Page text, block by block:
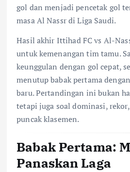
gol dan menjadi pencetak gol
masa Al Nassr di Liga Saudi.
Hasil akhir Ittihad FC vs Al-
untuk kemenangan tim tamu.
keunggulan dengan gol cepat,
menutup babak pertama
baru. Pertandingan ini bukan
tetapi juga soal dominasi,
puncak klasemen.
Babak Pertama:
Panaskan Laga